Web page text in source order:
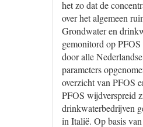
het zo dat de
over het algemeen
Grondwater en
gemonitord op
door alle
parameters
overzicht van PFOS
PFOS wijdverspreid
drinkwaterbedrijven
in Italië. Op basis